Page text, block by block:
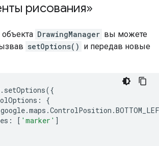
рисования»
DrawingManager вы можете
setOptions() и передав новые
. setOptions({
:
{
google.maps .ControlPosition .
: [ 'marker' ]